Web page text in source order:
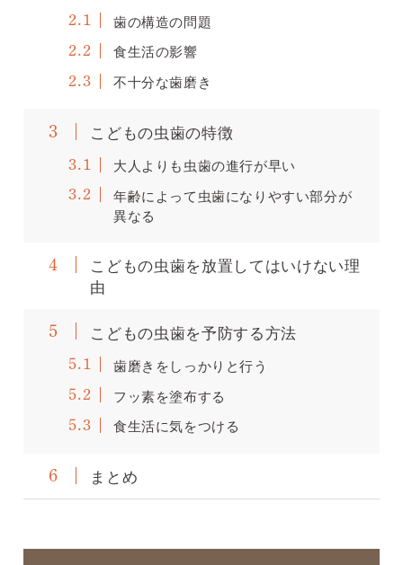
2.1 歯の構造の問題
2.2 食生活の影響
2.3 不十分な歯磨き
3 こどもの虫歯の特徴
3.1 大人よりも虫歯の進行が早い
3.2
年齢によって虫歯になりやすい部分が
異なる
4
こどもの虫歯を放置してはいけない理
由
5 こどもの虫歯を予防する方法
5.1 歯磨きをしっかりと行う
5.2 フッ素を塗布する
5.3 食生活に気をつける
6 まとめ